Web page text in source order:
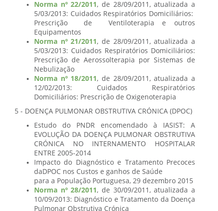
Norma nº 22/2011, de 28/09/2011, atualizada a
5/03/2013: Cuidados Respiratórios Domiciliários:
Prescrição de Ventiloterapia e outros
Equipamentos
Norma nº 21/2011, de 28/09/2011, atualizada a
5/03/2013: Cuidados Respiratórios Domiciliários:
Prescrição de Aerossolterapia por Sistemas de
Nebulização
Norma nº 18/2011, de 28/09/2011, atualizada a
12/02/2013: Cuidados Respiratórios
Domiciliários: Prescrição de Oxigenoterapia
5 - DOENÇA PULMONAR OBSTRUTIVA CRÓNICA (DPOC)
Estudo do PNDR encomendado à IASIST: A
EVOLUÇÃO DA DOENÇA PULMONAR OBSTRUTIVA
CRÓNICA NO INTERNAMENTO HOSPITALAR
ENTRE 2005-2014
Impacto do Diagnóstico e Tratamento Precoces
daDPOC nos Custos e ganhos de Saúde
para a População Portuguesa, 29 dezembro 2015
Norma nº 28/2011, de 30/09/2011, atualizada a
10/09/2013: Diagnóstico e Tratamento da Doença
Pulmonar Obstrutiva Crónica